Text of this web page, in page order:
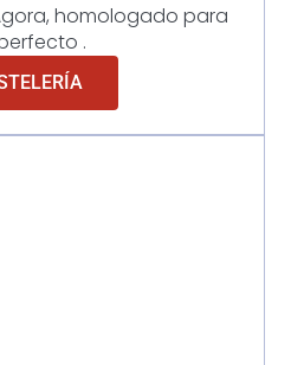
homologado para
.